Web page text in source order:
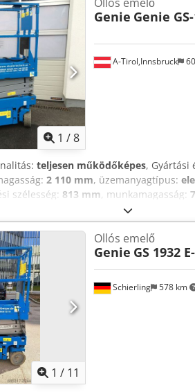
minden berendezés
1 /8
A-Tirol,Innsbruck
Ollós emelő
Genie Genie
teljesen működőképes, Gyártási
2 110 mm, üzemanyagtípus:
szélesség: 813 mm, munkamagasság:
Tömörgumi Hátsó gumi típusa:
Akkumulátor gyártási év: 2016
1 / 11
Schierling 578 km
Ollós emelő
Genie GS 1932